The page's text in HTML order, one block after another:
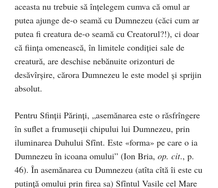
aceasta nu trebuie să înțelegem cumva că omul ar
putea ajunge de-o seamă cu Dumnezeu (căci cum ar
putea fi creatura de-o seamă cu Creatorul?!), ci doar
că ființa omenească, în limitele condiției sale de
creatură, are deschise nebănuite orizonturi de
desăvîrșire, cărora Dumnezeu le este model și sprijin
absolut.
Pentru Sfinții Părinți, „asemănarea este o răsfrîngere
în suflet a frumuseții chipului lui Dumnezeu, prin
iluminarea Duhului Sfînt. Este «forma» pe care o ia
Dumnezeu în icoana omului” (Ion Bria, op. cit., p.
46). În asemănarea cu Dumnezeu (atîta cîtă îi este cu
putință omului prin firea sa) Sfîntul Vasile cel Mare